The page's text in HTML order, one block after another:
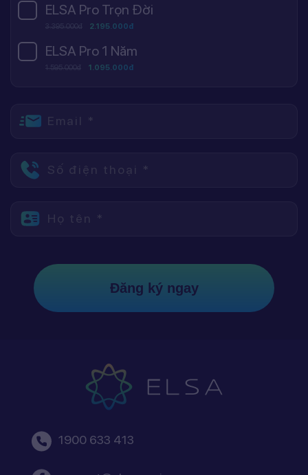
ELSA Pro Trọn Đời
3.395.000đ 2.195.000đ
ELSA Pro 1 Năm
1.595.000đ 1.095.000đ
Email *
Số điện thoại *
Họ tên *
Đăng ký ngay
1900 633 413